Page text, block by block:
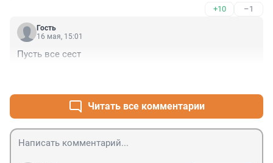
+10 –1
Гость
16 мая, 15:01
Пусть все сест
Читать все комментарии